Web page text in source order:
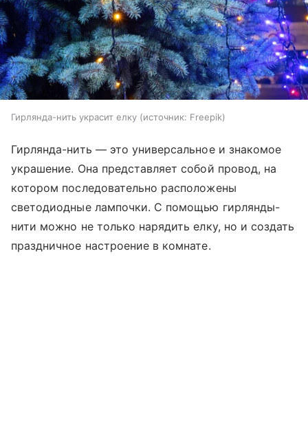
Гирлянда-нить украсит елку источник: Freepik
Гирлянда-нить — это универсальное и знакомое
украшение. Она представляет собой провод, на
котором последовательно расположены
светодиодные лампочки. С помощью гирлянды-
нити можно не только нарядить елку, но и создать
праздничное настроение в комнате.